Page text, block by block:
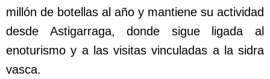
millón de botellas al año y mantiene su actividad
desde Astigarraga, donde sigue ligada al
enoturismo y a las visitas vinculadas a la sidra
vasca.